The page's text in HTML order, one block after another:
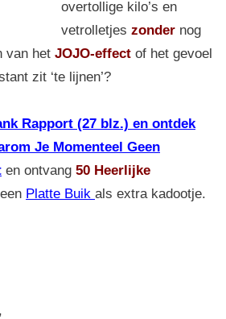
overtollige kilo’s en
vetrolletjes zondernog
van het JOJO-effect of het gevoel
zit ‘te lijnen’?
Rapport (27 blz.) en ontdek
Je Momenteel Geen
en ontvang 50 Heerlijke
Platte Buik als extra kadootje.